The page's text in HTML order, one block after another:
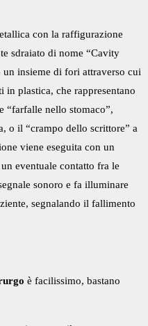
con la raffigurazione
sdraiato di nome “Cavity
un insieme di fori attraverso cui
in plastica, che rappresentano
“farfalle nello stomaco”,
o il “crampo dello scrittore” a
viene eseguita con un
eventuale contatto fra le
sonoro e fa illuminare
segnalando il fallimento
è facilissimo, bastano